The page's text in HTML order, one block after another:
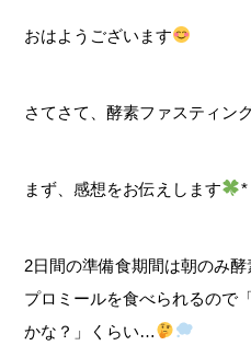
おはようございます
さてさて、酵素ファスティン
まず、感想をお伝えします *
2日間の準備食期間は朝のみ
プロミールを食べられるので
かな？」くらい…